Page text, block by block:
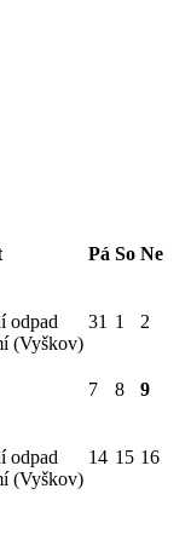
Pá So Ne
odpad
(Vyškov)
31 1 2
7 8 9
odpad
(Vyškov)
14 15 16